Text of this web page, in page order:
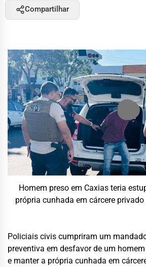
Compartilhar
Homem preso em Caxias teria
própria cunhada em cárcere
Policiais civis cumpriram um
preventiva em desfavor de um
e manter a própria cunhada em